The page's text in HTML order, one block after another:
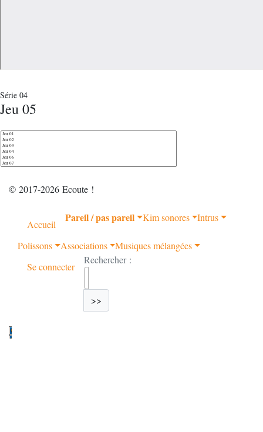
Série 04
Jeu 05
© 2017-2026 Ecoute !
Accueil
Pareil / pas pareil Kim sonores Intrus
Polissons Associations
Musiques mélangées
Se connecter
Rechercher :
>>